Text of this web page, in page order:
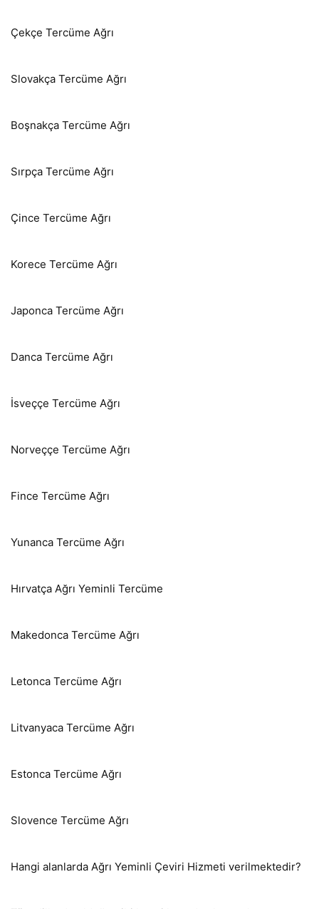
Çekçe Tercüme Ağrı
Slovakça Tercüme Ağrı
Boşnakça Tercüme Ağrı
Sırpça Tercüme Ağrı
Çince Tercüme Ağrı
Korece Tercüme Ağrı
Japonca Tercüme Ağrı
Danca Tercüme Ağrı
İsveççe Tercüme Ağrı
Norveççe Tercüme Ağrı
Fince Tercüme Ağrı
Yunanca Tercüme Ağrı
Hırvatça Ağrı Yeminli Tercüme
Makedonca Tercüme Ağrı
Letonca Tercüme Ağrı
Litvanyaca Tercüme Ağrı
Estonca Tercüme Ağrı
Slovence Tercüme Ağrı
Hangi alanlarda Ağrı Yeminli Çeviri Hizmeti verilmektedir?